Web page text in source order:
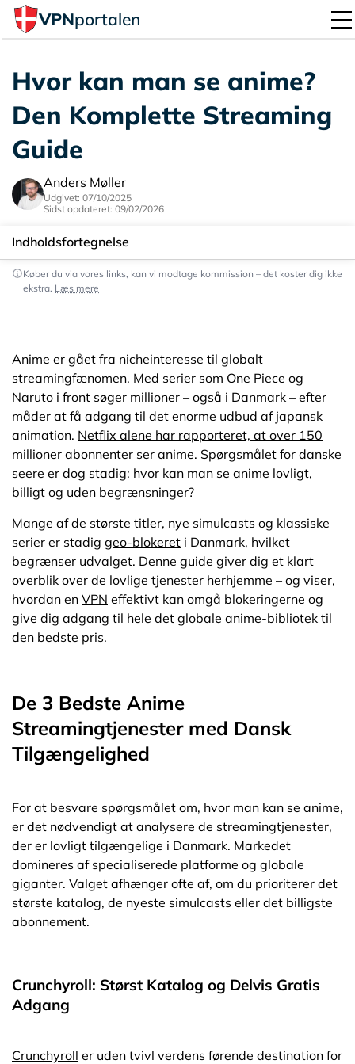
VPNportalen
Hvor kan man se anime?
Den Komplette Streaming
Guide
Anders Møller
Udgivet: 07/10/2025
Sidst opdateret: 09/02/2026
Indholdsfortegnelse
De 3 Bedste Anime Streamingtjenester med Dansk
Hvor Finder Du De Største Titler: One Piece, Naruto & Dragon
Ball Z
Gratis og Billig Anime Streaming: Lovlige Måder at Spare
Penge På
Maraton
FAQ
Udvalgte Artikler
Køber du via vores links, kan vi modtage kommission – det koster dig ikke
ekstra. Læs mere
Anime er gået fra nicheinteresse til globalt
streamingfænomen. Med serier som One Piece og
Naruto i front søger millioner – også i Danmark – efter
måder at få adgang til det enorme udbud af japansk
animation. Netflix alene har rapporteret, at over 150
millioner abonnenter ser anime. Spørgsmålet for danske
seere er dog stadig: hvor kan man se anime lovligt,
billigt og uden begrænsninger?
Mange af de største titler, nye simulcasts og klassiske
serier er stadig geo-blokeret i Danmark, hvilket
begrænser udvalget. Denne guide giver dig et klart
overblik over de lovlige tjenester herhjemme – og viser,
hvordan enVPN effektivt kan omgå blokeringerne og
give dig adgang til hele det globale anime-bibliotek til
den bedste pris.
De 3 Bedste Anime
Streamingtjenester med Dansk
Tilgængelighed
For at besvare spørgsmålet om, hvor man kan se anime,
er det nødvendigt at analysere de streamingtjenester,
der er lovligt tilgængelige i Danmark. Markedet
domineres af specialiserede platforme og globale
giganter. Valget afhænger ofte af, om du prioriterer det
største katalog, de nyeste simulcasts eller det billigste
abonnement.
Crunchyroll: Størst Katalog og Delvis Gratis
Adgang
Crunchyroll er uden tvivl verdens førende destination for